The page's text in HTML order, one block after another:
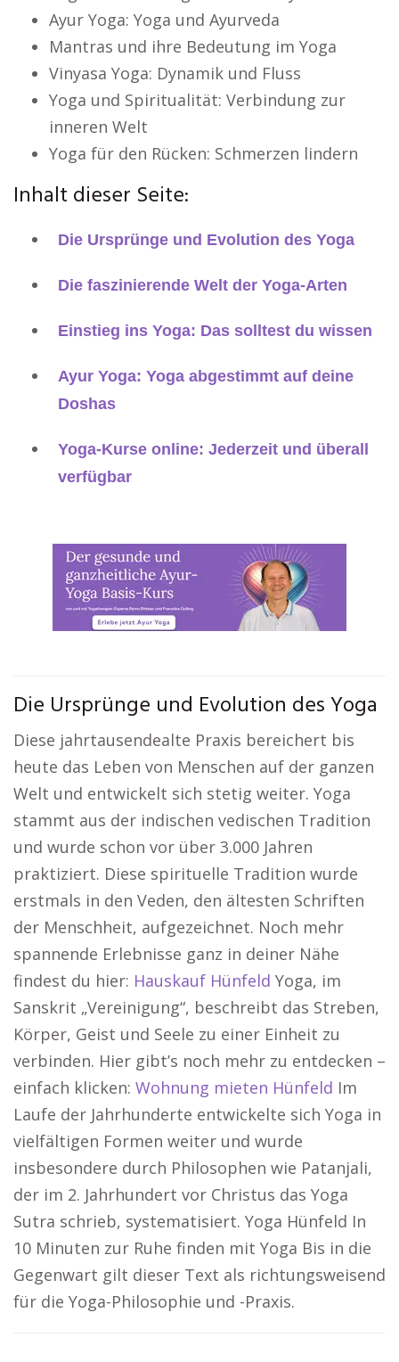
Ayur Yoga: Yoga und Ayurveda
Mantras und ihre Bedeutung im Yoga
Vinyasa Yoga: Dynamik und Fluss
Yoga und Spiritualität: Verbindung zur
inneren Welt
Yoga für den Rücken: Schmerzen lindern
Inhalt dieser Seite:
Die Ursprünge und Evolution des Yoga
Die faszinierende Welt der Yoga-Arten
Einstieg ins Yoga: Das solltest du wissen
Ayur Yoga: Yoga abgestimmt auf deine
Doshas
Yoga-Kurse online: Jederzeit und überall
verfügbar
Die Ursprünge und Evolution des Yoga
Diese jahrtausendealte Praxis bereichert bis
heute das Leben von Menschen auf der ganzen
Welt und entwickelt sich stetig weiter. Yoga
stammt aus der indischen vedischen Tradition
und wurde schon vor über 3.000 Jahren
praktiziert. Diese spirituelle Tradition wurde
erstmals in den Veden, den ältesten Schriften
der Menschheit, aufgezeichnet. Noch mehr
spannende Erlebnisse ganz in deiner Nähe
findest du hier: Hauskauf Hünfeld Yoga, im
Sanskrit „Vereinigung“, beschreibt das Streben,
Körper, Geist und Seele zu einer Einheit zu
verbinden. Hier gibt’s noch mehr zu entdecken –
einfach klicken: Wohnung mieten Hünfeld Im
Laufe der Jahrhunderte entwickelte sich Yoga in
vielfältigen Formen weiter und wurde
insbesondere durch Philosophen wie Patanjali,
der im 2. Jahrhundert vor Christus das Yoga
Sutra schrieb, systematisiert. Yoga Hünfeld In
10 Minuten zur Ruhe finden mit Yoga Bis in die
Gegenwart gilt dieser Text als richtungsweisend
für die Yoga-Philosophie und -Praxis.